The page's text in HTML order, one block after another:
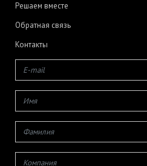
Решаем вместе
Обратная связь
Контакты